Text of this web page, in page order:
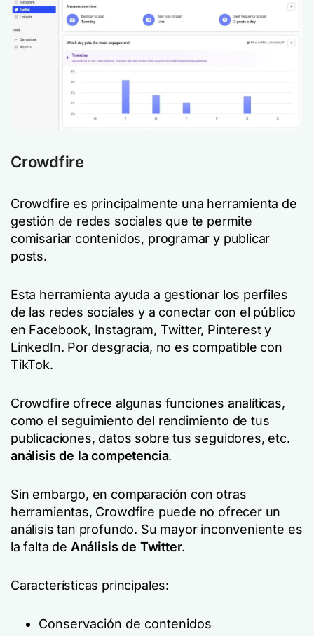
Crowdfire
Crowdfire es principalmente una herramienta de
gestión de redes sociales que te permite
comisariar contenidos, programar y publicar
posts.
Esta herramienta ayuda a gestionar los perfiles
de las redes sociales y a conectar con el público
en Facebook, Instagram, Twitter, Pinterest y
LinkedIn. Por desgracia, no es compatible con
TikTok.
Crowdfire ofrece algunas funciones analíticas,
como el seguimiento del rendimiento de tus
publicaciones, datos sobre tus seguidores, etc.
análisis de la competencia.
Sin embargo, en comparación con otras
herramientas, Crowdfire puede no ofrecer un
análisis tan profundo. Su mayor inconveniente es
la falta de Análisis de Twitter.
Características principales:
Conservación de contenidos